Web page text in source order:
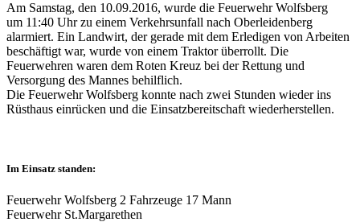
Am Samstag, den 10.09.2016, wurde die Feuerwehr Wolfsberg
um 11:40 Uhr zu einem Verkehrsunfall nach Oberleidenberg
alarmiert. Ein Landwirt, der gerade mit dem Erledigen von Arbeiten
beschäftigt war, wurde von einem Traktor überrollt. Die
Feuerwehren waren dem Roten Kreuz bei der Rettung und
Versorgung des Mannes behilflich.
Die Feuerwehr Wolfsberg konnte nach zwei Stunden wieder ins
Rüsthaus einrücken und die Einsatzbereitschaft wiederherstellen.
Im Einsatz standen:
Feuerwehr Wolfsberg 2 Fahrzeuge 17 Mann
Feuerwehr St.Margarethen